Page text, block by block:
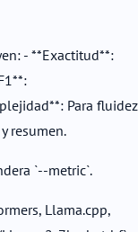
- **Exactitud**:
Para fluidez
resumen.
`--metric`.
Llama.cpp,